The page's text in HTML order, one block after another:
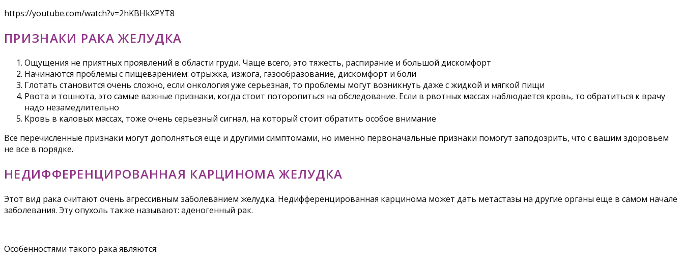
https://youtube.com/watch?v=2hKBHkXPYT8
ПРИЗНАКИ РАКА ЖЕЛУДКА
Ощущения не приятных проявлений в области груди. Чаще всего, это тяжесть, распирание и большой дискомфорт
Начинаются проблемы с пищеварением: отрыжка, изжога, газообразование, дискомфорт и боли
Глотать становится очень сложно, если онкология уже серьезная, то проблемы могут возникнуть даже с жидкой и мягкой пищи
Рвота и тошнота, это самые важные признаки, когда стоит поторопиться на обследование. Если в рвотных массах наблюдается кровь, то обратиться к врачу
надо незамедлительно
Кровь в каловых массах, тоже очень серьезный сигнал, на который стоит обратить особое внимание
Все перечисленные признаки могут дополняться еще и другими симптомами, но именно первоначальные признаки помогут заподозрить, что с вашим здоровьем
не все в порядке.
НЕДИФФЕРЕНЦИРОВАННАЯ КАРЦИНОМА ЖЕЛУДКА
Этот вид рака считают очень агрессивным заболеванием желудка. Недифференцированная карцинома может дать метастазы на другие органы еще в самом начале
заболевания. Эту опухоль также называют: аденогенный рак.
Особенностями такого рака являются: